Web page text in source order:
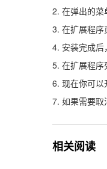
2. 在弹出的菜
3. 在扩展程序
4. 安装完成后
5. 在扩展程序
6. 现在你可以
7. 如果需要取
相关阅读